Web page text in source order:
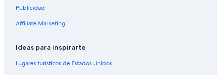
Publicidad
Affiliate Marketing
Ideas para inspirarte
Lugares turísticos de Estados Unidos